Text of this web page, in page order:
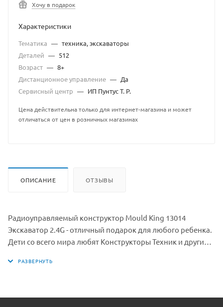
Хочу в подарок
Характеристики
Тематика — техника, экскаваторы
Деталей — 512
Возраст — 8+
Дистанционное управление — Да
Сервисный центр — ИП Пунтус Т. Р.
Цена действительна только для интернет-магазина и может
отличаться от цен в розничных магазинах
ОПИСАНИЕ ОТЗЫВЫ
Радиоуправляемый конструктор Mould King 13014
Экскаватор 2.4G - отличный подарок для любого ребенка.
Дети со всего мира любят Конструкторы Техник и другие